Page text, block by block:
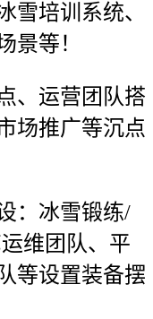
雪培训系统、
景等！
运营团队搭
场推广等沉点
冰雪锻练/
维团队、平
等设置装备摆